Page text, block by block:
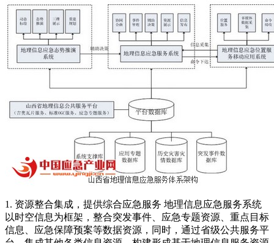
1. 资源整合集成，提供综合应急服务 地理信息应急服务系统
以时空信息为框架，整合突发事件、应急专题资源、重点目标
信息、应急保障预案等数据资源，同时，通过省级公共服务平